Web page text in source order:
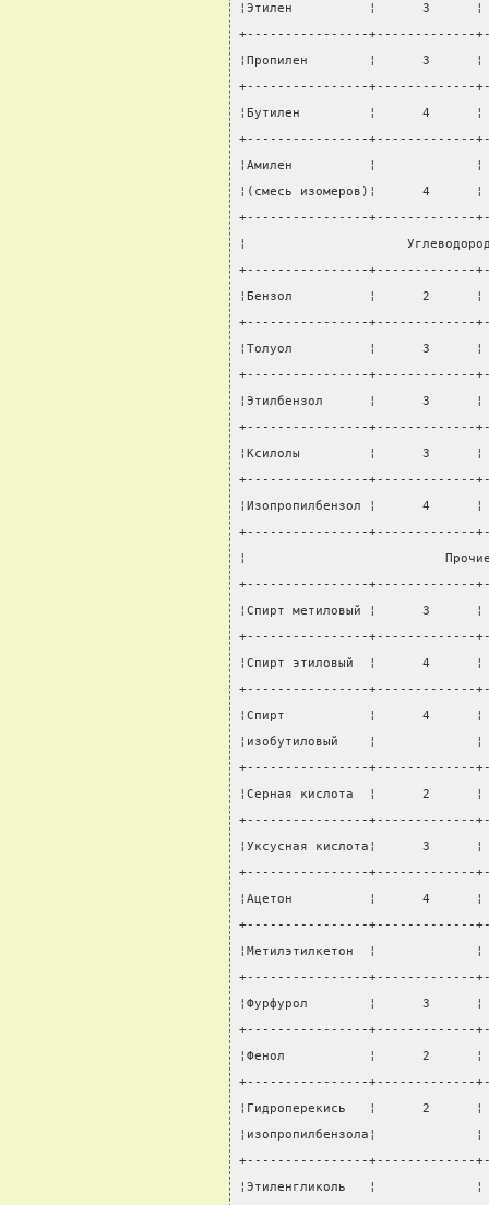
¦Этилен          ¦      3
+----------------+-------------
¦Пропилен        ¦      3
+----------------+-------------
¦Бутилен         ¦      4
+----------------+-------------
¦Амилен          ¦
¦(смесь изомеров)¦      4
+----------------+-------------
¦
+----------------+-------------
¦Бензол          ¦      2
+----------------+-------------
¦Толуол          ¦      3
+----------------+-------------
¦Этилбензол      ¦      3
+----------------+-------------
¦Ксилолы         ¦      3
+----------------+-------------
¦Изопропилбензол ¦      4
+----------------+-------------
¦
+----------------+-------------
¦Спирт метиловый ¦      3
+----------------+-------------
¦Спирт этиловый  ¦      4
+----------------+-------------
¦Спирт           ¦      4
¦изобутиловый    ¦
+----------------+-------------
¦Серная кислота  ¦      2
+----------------+-------------
¦Уксусная кислота¦      3
+----------------+-------------
¦Ацетон          ¦      4
+----------------+-------------
¦Метилэтилкетон  ¦
+----------------+-------------
¦Фурфурол        ¦      3
+----------------+-------------
¦Фенол           ¦      2
+----------------+-------------
¦Гидроперекись   ¦      2
¦изопропилбензола¦
+----------------+-------------
¦Этиленгликоль   ¦